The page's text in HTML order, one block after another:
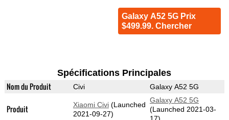
Galaxy A52 5G Prix
$499.99. Chercher
Spécifications Principales
Nom du Produit Civi Galaxy A52 5G
Produit Xiaomi Civi(Launched
2021-09-27)
Galaxy A52 5G
(Launched 2021-03-